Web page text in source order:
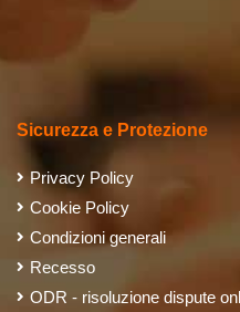
Sicurezza e Protezione
Privacy Policy
Cookie Policy
Condizioni generali
Recesso
ODR - risoluzione dispute